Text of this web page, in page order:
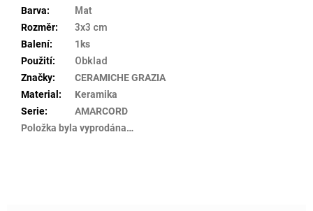
Barva:
Mat
Rozměr:
3x3 cm
Balení:
1ks
Použití:
Obklad
Značky:
CERAMICHE GRAZIA
Material :
Keramika
Serie:
AMARCORD
Položka byla vyprodána…